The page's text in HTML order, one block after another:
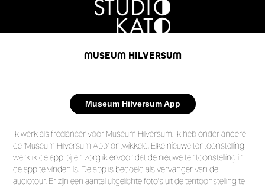
MUSEUM HILVERSUM
Museum Hilversum App
Ik werk als freelancer voor Museum Hilversum. Ik heb onder andere
de 'Museum Hilversum App' ontwikkeld. Elke nieuwe tentoonstelling
werk ik de app bij en zorg ik ervoor dat de nieuwe tentoonstelling in
de app te vinden is. De app is bedoeld als vervanger van de
audiotour. Er zijn een aantal uitgelichte foto's uit de tentoonstelling te